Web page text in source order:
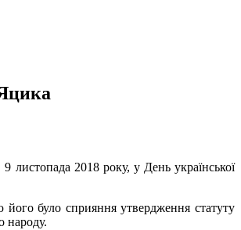
2018 року, у День української
було сприяння утвердження статуту
народу.